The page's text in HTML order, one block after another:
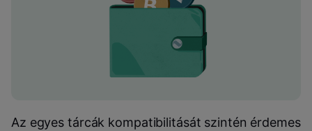
Az egyes tárcák kompatibilitását szintén érdemes